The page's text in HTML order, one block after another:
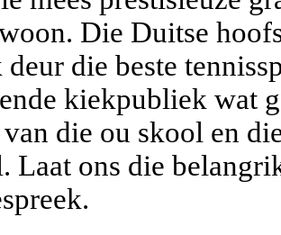
Die Duitse
deur die beste
kiekpubliek wat
van die ou skool en
Laat ons die